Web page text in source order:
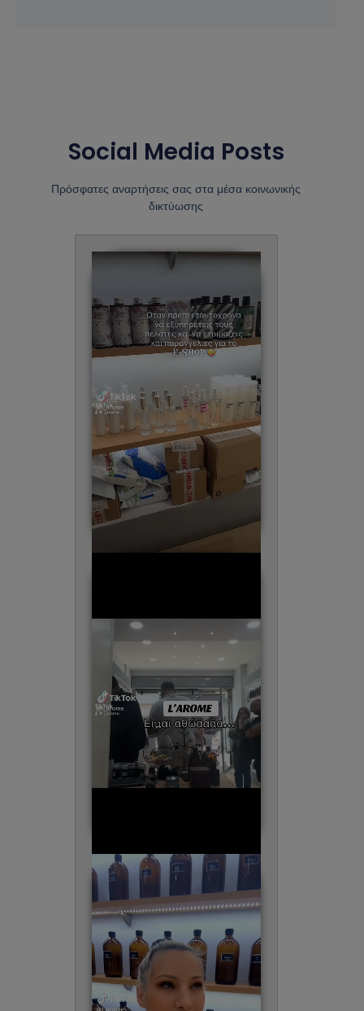
Social Media Posts
Πρόσφατες αναρτήσεις σας στα μέσα κοινωνικής
δικτύωσης